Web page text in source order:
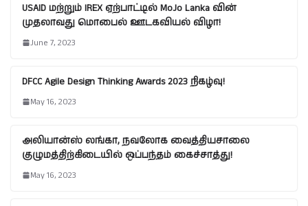
USAID மற்றும் IREX ஏற்பாட்டில் MoJo Lanka வின்
முதலாவது மொபைல் ஊடகவியல் விழா!
June 7, 2023
DFCC Agile Design Thinking Awards 2023 நிகழ்வு!
May 16, 2023
அலியான்ஸ் லங்கா, நவலோக வைத்தியசாலை
குழுமத்திற்கிடையில் ஒப்பந்தம் கைச்சாத்து!
May 16, 2023